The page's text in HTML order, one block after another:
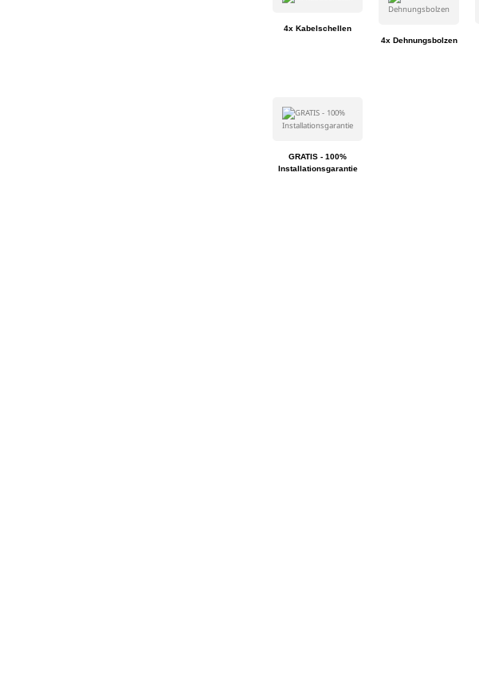
4x Kabelschellen
4x Dehnungsbolzen
GRATIS - 100%
Installationsgarantie